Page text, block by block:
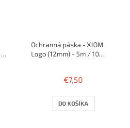
Ochranná páska - XIOM
Logo (12mm) - 5m / 10
€7,50
DO KOŠÍKA